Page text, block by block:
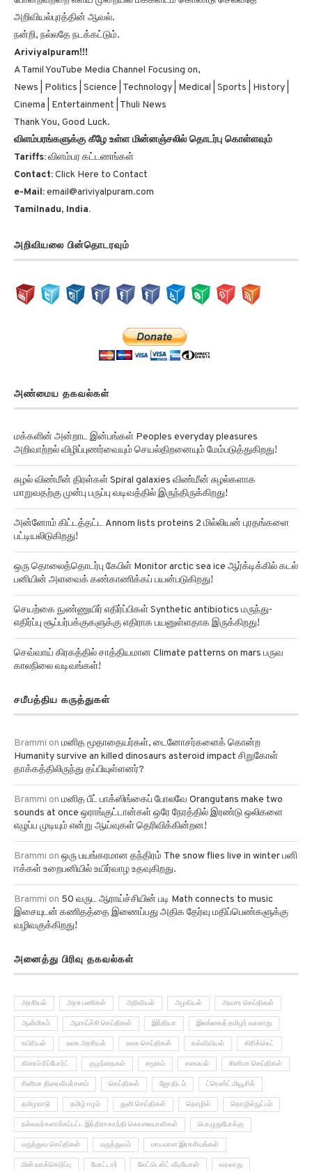
அறிவியல்புரத்தின் ஆவல்.
நன்றி, நல்லதே நடக்கட்டும்.
Ariviyalpuram!!!
A Tamil YouTube Media Channel Focusing on,
News | Politics | Science | Technology | Medical | Sports | History |
Cinema | Entertainment | Thuli News
Thank You, Good Luck.
விளம்பரங்களுக்கு கீழே உள்ள மின்னஞ்சலில் தொடர்பு கொள்ளவும்
Tariffs:விளம்பர கட்டணங்கள்
Contact:Click Here to Contact
e-Mail: email@ariviyalpuram.com
Tamilnadu, India.
அறிவாற்றல் விழிப்புணர்வையும் செயல்திறனையும் மேம்படுத்துகிறது!
சுழல் விண்மீன் திரள்கள் Spiral galaxies விண்மீன் சுழல்களாக
மாறுவதற்கு முன்பு பருப்பு வடிவத்தில் இருந்திருக்கிறது!
அன்னோம் கிட்டத்தட்ட Annom lists proteins 2 மில்லியன் புரதங்களை
பட்டியலிடுகிறது!
ஒரு தொலைத்தொடர்பு கேபிள் Monitor arctic sea ice ஆர்க்டிக்கில் கடல்
பனியின் அளவைக் கண்காணிக்கப் பயன்படுகிறது!
செயற்கை நுண்ணுயிர் எதிர்ப்பிகள் Synthetic antibiotics மருந்து-
எதிர்ப்பு சூப்பர்பக்குகளுக்கு எதிராக பயனுள்ளதாக இருக்கிறது!
செவ்வாய் கிரகத்தில் சாத்தியமான Climate patterns on mars பருவ
காலநிலை வடிவங்கள்!
Humanity survive an killed dinosaurs asteroid impact சிறுகோள்
தாக்கத்திலிருந்து தப்பியுள்ளனர்?
Brammionமனித பீட் பாக்ஸிங்கைப் போலவே Orangutans make two
sounds at once ஒராங்குட்டான்கள் ஒரே நேரத்தில் இரண்டு ஒலிகளை
எழுப்ப முடியும் என்று ஆய்வுகள் தெரிவிக்கின்றன!
Brammionஒரு பயங்கரமான தந்திரம் The snow flies live in winter பனி
ஈக்கள் உறைபனியில் உயிர்வாழ உதவுகிறது.
Brammion50 வருட ஆராய்ச்சியின் படி Math connects to music
இசையுடன் கணிதத்தை இணைப்பது அதிக தேர்வு மதிப்பெண்களுக்கு
வழிவகுக்கிறது!
ஆன்மிகம் ஆராய்ச்சி செய்திகள் இந்தியா இலங்கைத் தமிழர் வரலாறு
உயிரியல் உலக அரசியல் உலக செய்திகள் கல்வியியல் கிரிக்கெட்
கிரைம் ரிப்போர்ட் குழந்தைகள் சமூகம் சமையல் சினிமா செய்திகள்
சினிமா திரைவிமர்சனம் செய்திகள் ஜோதிடம் ட்ரெண்ட் மியூசிக்
தமிழநாடு தமிழ் ஈழம் துளி செய்திகள் தொழில் தொழில்நுட்பம்
நல்லவர்களாக்கப்பட்ட இந்திராகாந்தி கொலையாளிகள் பொழுதுபோக்கு
மருத்துவ செய்திகள் மருத்துவம் மாயமான இரகசியங்கள்
மின் வாக்கெடுப்பு மோட்டார் லேட்டெஸ்ட் வீடியோஸ் வரலாறு